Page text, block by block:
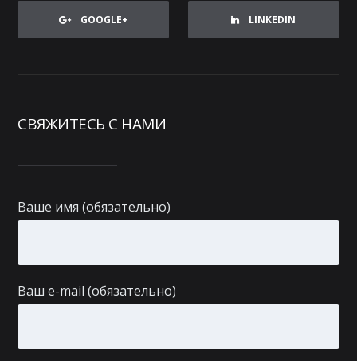
GOOGLE+ LINKEDIN
СВЯЖИТЕСЬ С НАМИ
Ваше имя (обязательно)
Ваш e-mail (обязательно)